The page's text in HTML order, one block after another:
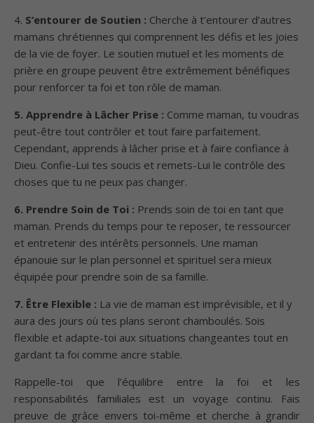
4. S’entourer de Soutien : Cherche à t’entourer d’autres
mamans chrétiennes qui comprennent les défis et les joies
de la vie de foyer. Le soutien mutuel et les moments de
prière en groupe peuvent être extrêmement bénéfiques
pour renforcer ta foi et ton rôle de maman.
5. Apprendre à Lâcher Prise : Comme maman, tu voudras
peut-être tout contrôler et tout faire parfaitement.
Cependant, apprends à lâcher prise et à faire confiance à
Dieu. Confie-Lui tes soucis et remets-Lui le contrôle des
choses que tu ne peux pas changer.
6. Prendre Soin de Toi : Prends soin de toi en tant que
maman. Prends du temps pour te reposer, te ressourcer
et entretenir des intérêts personnels. Une maman
épanouie sur le plan personnel et spirituel sera mieux
équipée pour prendre soin de sa famille.
7. Être Flexible : La vie de maman est imprévisible, et il y
aura des jours où tes plans seront chamboulés. Sois
flexible et adapte-toi aux situations changeantes tout en
gardant ta foi comme ancre stable.
Rappelle-toi que l’équilibre entre la foi et les
responsabilités familiales est un voyage continu. Fais
preuve de grâce envers toi-même et cherche à grandir